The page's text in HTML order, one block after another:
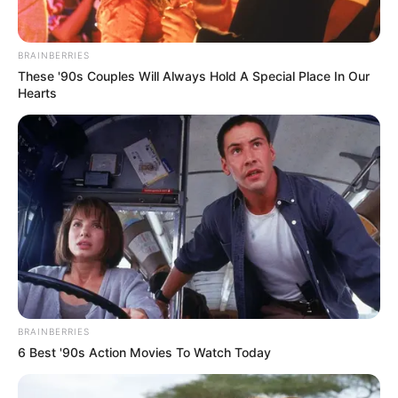
riñas atendidas por la institución policial.
BRAINBERRIES
These '90s Couples Will Always Hold A Special Place In Our
Hearts
BRAINBERRIES
6 Best '90s Action Movies To Watch Today